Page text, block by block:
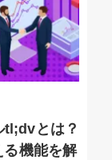
tl;dvとは？
る機能を解